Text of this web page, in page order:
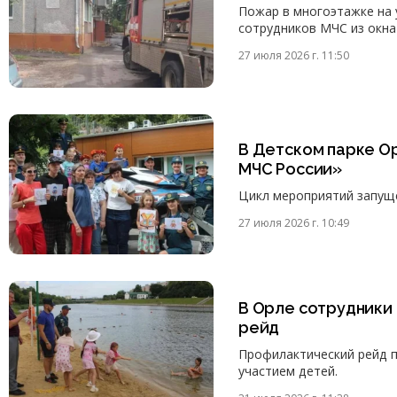
Пожар в многоэтажке
сотрудников МЧС из
27 июля 2026 г. 11:50
В Детском парке
МЧС России»
Цикл мероприятий
27 июля 2026 г. 10:49
В Орле
рейд
Профилактический рейд
участием детей.